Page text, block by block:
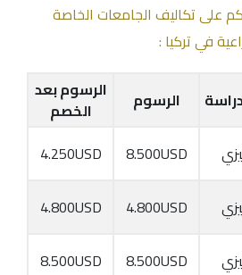
على تكاليف الجامعات الخاصة
في تركيا :
الرسوم
الرسوم بعد
الخصم
8.500USD
4.250USD
4.800USD
4.800USD
8.500USD
8.500USD